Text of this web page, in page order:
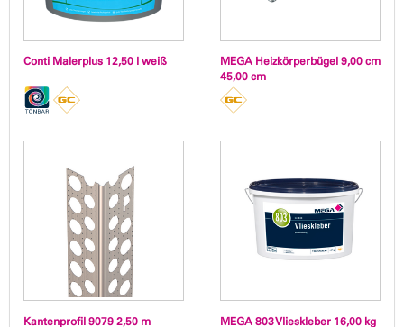
Conti Malerplus 12,50 l weiß
MEGA Heizkörperbügel 9,00 cm
45,00 cm
Kantenprofil 9079 2,50 m MEGA 803 Vlieskleber 16,00 kg